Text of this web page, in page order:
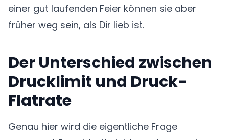
einer gut laufenden Feier können sie aber
früher weg sein, als Dir lieb ist.
Der Unterschied zwischen
Drucklimit und Druck-
Flatrate
Genau hier wird die eigentliche Frage